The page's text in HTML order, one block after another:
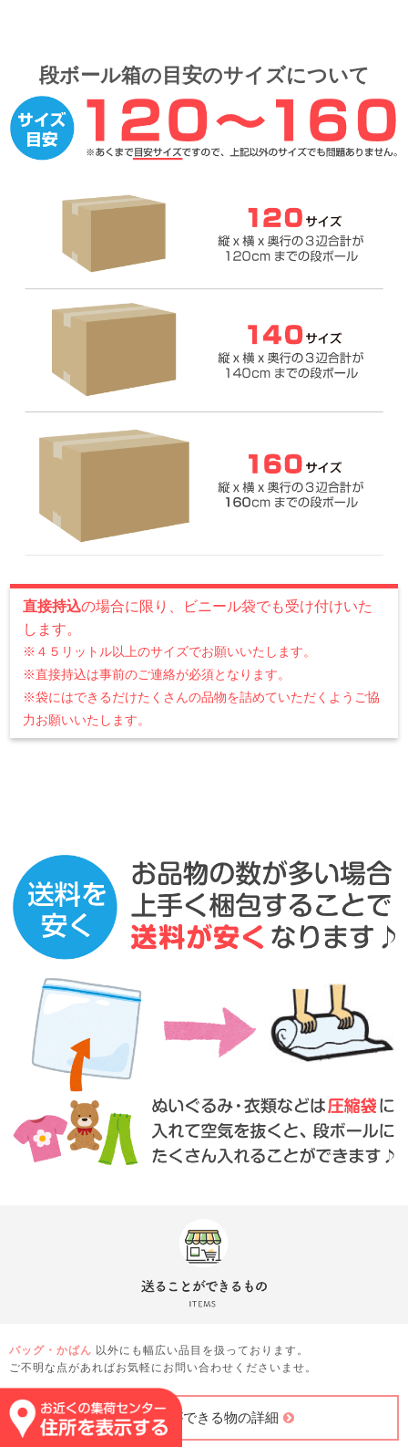
段ボール箱の目安のサイズについて
直接持込の場合に限り、ビニール袋でも受け付けいた
します。
※４５リットル以上のサイズでお願いいたします。
※直接持込は事前のご連絡が必須となります。
※袋にはできるだけたくさんの品物を詰めていただくようご協
力お願いいたします。
バッグ・かばん 以外にも幅広い品目を扱っております。
ご不明な点があればお気軽にお問い合わせくださいませ。
送ることができる物の詳細